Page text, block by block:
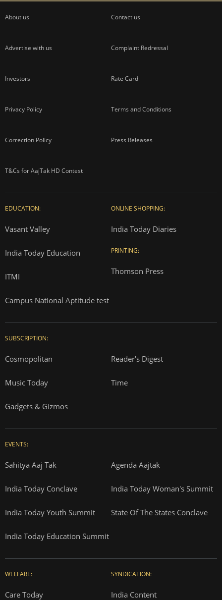
About us Contact us
Advertise with us Complaint Redressal
Investors Rate Card
Privacy Policy Terms and Conditions
Correction Policy Press Releases
T&Cs for AajTak HD Contest
EDUCATION:
Vasant Valley
India Today Education
ITMI
Campus National Aptitude test
ONLINE SHOPPING:
India Today Diaries
PRINTING:
Thomson Press
SUBSCRIPTION:
Cosmopolitan Reader's Digest
Music Today Time
Gadgets & Gizmos
EVENTS:
Sahitya Aaj Tak Agenda Aajtak
India Today Conclave India Today Woman's Summit
India Today Youth Summit State Of The States Conclave
India Today Education Summit
WELFARE:
Care Today
SYNDICATION:
India Content